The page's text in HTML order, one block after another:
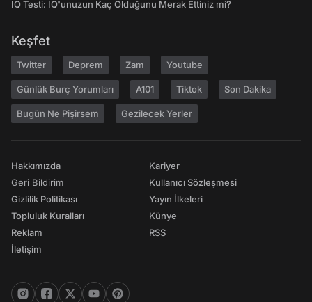
IQ Testi: IQ'unuzun Kaç Olduğunu Merak Ettiniz mi?
Keşfet
Twitter Deprem Zam Youtube
Günlük Burç Yorumları A101 Tiktok Son Dakika
Bugün Ne Pişirsem Gezilecek Yerler
Hakkımızda
Geri Bildirim
Gizlilik Politikası
Topluluk Kuralları
Reklam
İletişim
Kariyer
Kullanıcı Sözleşmesi
Yayın İlkeleri
Künye
RSS